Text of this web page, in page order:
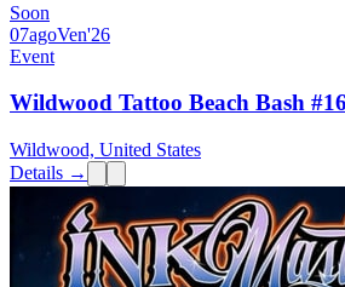
Soon
07agoVen'26
Event
Wildwood Tattoo Beach Bash #16
Wildwood, United States
Details →